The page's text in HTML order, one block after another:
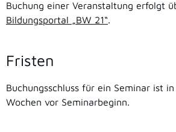
Buchung einer Veranstaltung erfolgt
Bildungsportal „BW 21“.
Fristen
Buchungsschluss für ein Seminar ist
Wochen vor Seminarbeginn.